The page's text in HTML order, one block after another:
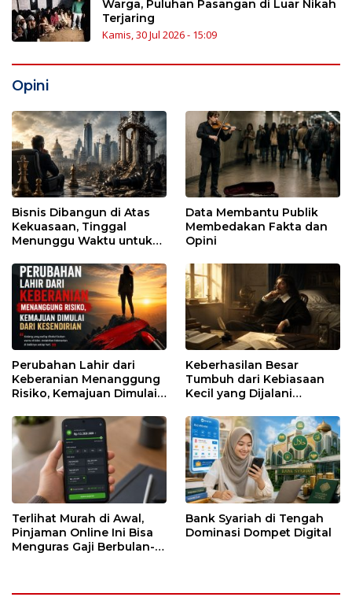
Warga, Puluhan Pasangan di Luar Nikah
Terjaring
Kamis, 30 Jul 2026 - 15:09
Opini
Bisnis Dibangun di Atas
Kekuasaan, Tinggal
Menunggu Waktu untuk
Data Membantu Publik
Membedakan Fakta dan
Opini
Perubahan Lahir dari
Keberanian Menanggung
Risiko, Kemajuan Dimulai
Keberhasilan Besar
Tumbuh dari Kebiasaan
Kecil yang Dijalani
Terlihat Murah di Awal,
Pinjaman Online Ini Bisa
Menguras Gaji Berbulan-
Bank Syariah di Tengah
Dominasi Dompet Digital